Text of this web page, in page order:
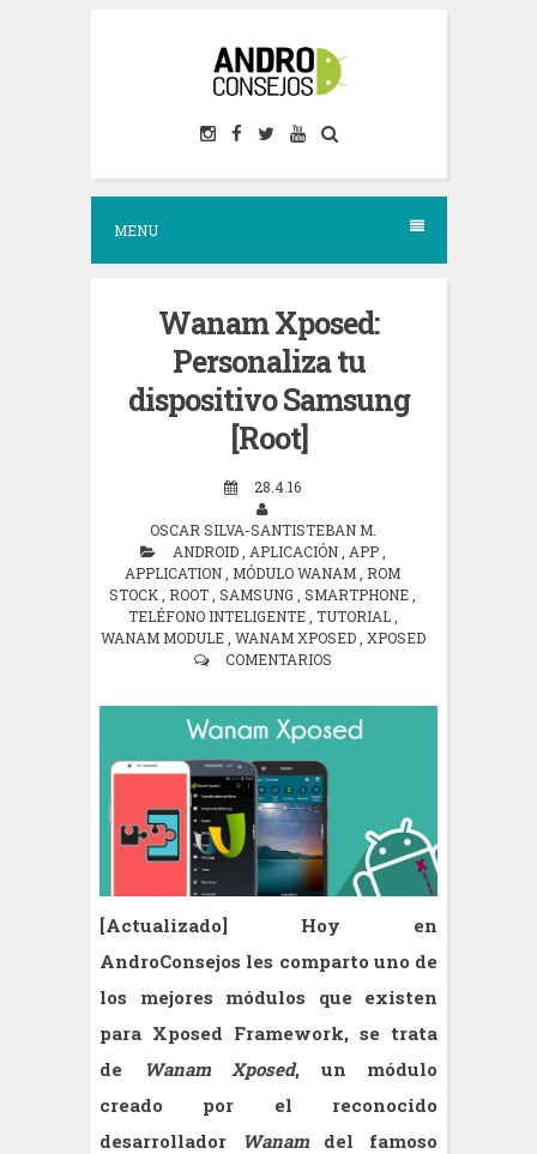
MENU
Wanam Xposed:
Personaliza tu
dispositivo Samsung
[Root]
28.4.16
OSCAR SILVA-SANTISTEBAN M.
ANDROID
APLICACIÓN APP
APPLICATION
MÓDULO WANAM
ROM
STOCK
ROOT SAMSUNG SMARTPHONE
TELÉFONO INTELIGENTE TUTORIAL
WANAM MODULE WANAM XPOSED XPOSED
COMENTARIOS
[Actualizado] Hoy en
AndroConsejos les comparto uno de
los mejores módulos que existen
para Xposed Framework, se trata
de
Wanam Xposed, un módulo
creado por el reconocido
desarrollador
Wanamdel famoso